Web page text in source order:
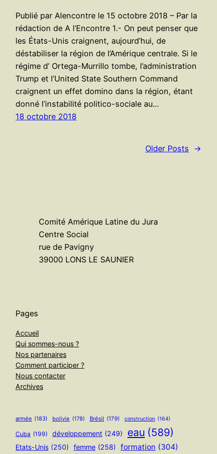
Publié par Alencontre le 15 octobre 2018 – Par la
rédaction de A l’Encontre 1.- On peut penser que
les États-Unis craignent, aujourd’hui, de
déstabiliser la région de l’Amérique centrale. Si le
régime d’ Ortega-Murrillo tombe, l’administration
Trump et l’United State Southern Command
craignent un effet domino dans la région, étant
donné l’instabilité politico-sociale au…
18 octobre 2018
Older Posts →
Comité Amérique Latine du Jura
Centre Social
rue de Pavigny
39000 LONS LE SAUNIER
Pages
Accueil
Qui sommes-nous ?
Nos partenaires
Comment participer ?
Nous contacter
Archives
armée (183) bolivie (178) Brésil (179) construction (164)
Cuba (199) développement (249) eau (589)
Etats-Unis (250) femme (258) formation (304)